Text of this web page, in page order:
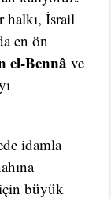
halkı, İsrail
en ön
el-Bennâ ve
idamla
için büyük